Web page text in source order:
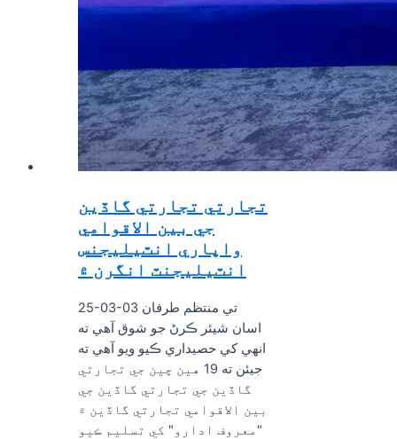
تجارتي تجارتي گاڏين
جي بين الاقوامي
واپاري انٽيليجنس
انٽيليجنٽ انگرن ۾
25-03-03 تي منتظم طرفان
اسان شيئر ڪرڻ جو شوق آهي ته
انهي کي حصيداري ڪيو ويو آهي ته
جيئن ته 19 هين چين جي تجارتي
گاڏين جي تجارتي گاڏين جي
بين الاقوامي تجارتي گاڏين ۾
"معروف ادارو" کي تسليم ڪيو